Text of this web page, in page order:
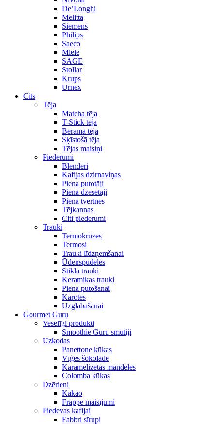
De’Longhi
Melitta
Siemens
Philips
Saeco
Miele
SAGE
Stollar
Krups
Urnex
Cits
Tēja
Matcha tēja
T-Stick tēja
Beramā tēja
Šķīstošā tēja
Tējas maisiņi
Piederumi
Blenderi
Kafijas dzirnaviņas
Piena putotāji
Piena dzesētāji
Piena tvertnes
Tējkannas
Citi piederumi
Trauki
Termokrūzes
Termosi
Trauki līdzņemšanai
Ūdenspudeles
Stikla trauki
Keramikas trauki
Piena putošanai
Karotes
Uzglabāšanai
Gourmet Guru
Veselīgi produkti
Smoothie Guru smūtiji
Uzkodas
Panettone kūkas
Vīģes šokolādē
Karamelizētas mandeles
Colomba kūkas
Dzērieni
Kakao
Frappe maisījumi
Piedevas kafijai
Fabbri sīrupi